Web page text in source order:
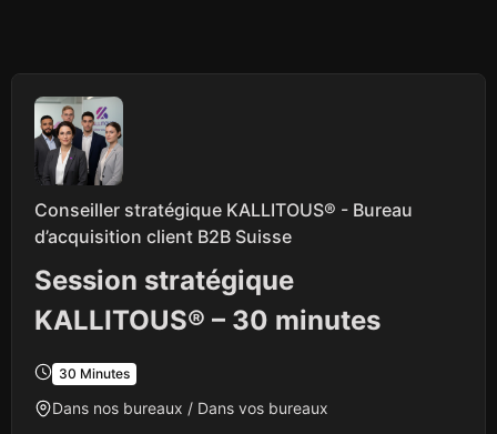
Conseiller stratégique KALLITOUS® - Bureau
d’acquisition client B2B Suisse
Session stratégique
KALLITOUS® – 30 minutes
30 Minutes
Dans nos bureaux / Dans vos bureaux